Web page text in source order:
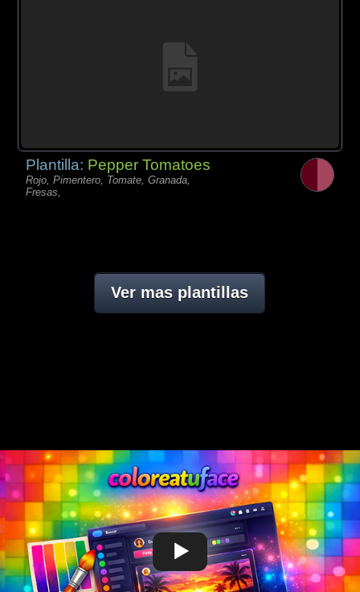
Plantilla: Pepper Tomatoes
Rojo, Pimentero, Tomate, Granada,
Fresas,
Ver mas plantillas